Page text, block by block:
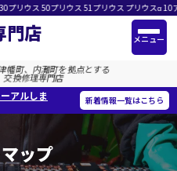
メニュー
ウス 50プリウス 51プリウス プリウスα 10アル
門店
幡町、内灘町を拠点とする
交換修理専門店
アルしま 新着情報一覧はこちら
ップ